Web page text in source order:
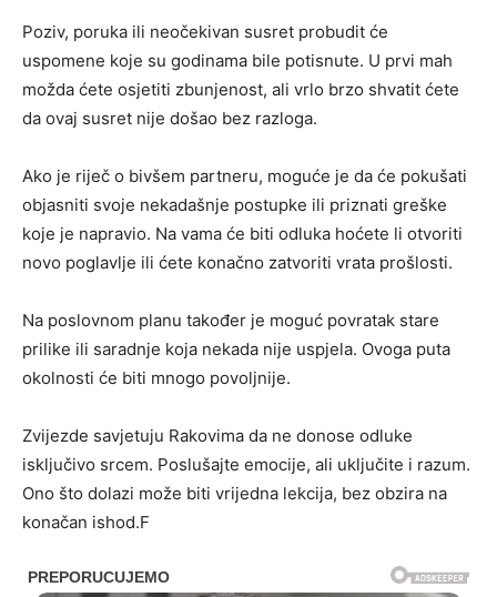
Poziv, poruka ili neočekivan susret probudit će
uspomene koje su godinama bile potisnute. U prvi mah
možda ćete osjetiti zbunjenost, ali vrlo brzo shvatit ćete
da ovaj susret nije došao bez razloga.
Ako je riječ o bivšem partneru, moguće je da će pokušati
objasniti svoje nekadašnje postupke ili priznati greške
koje je napravio. Na vama će biti odluka hoćete li otvoriti
novo poglavlje ili ćete konačno zatvoriti vrata prošlosti.
Na poslovnom planu također je moguć povratak stare
prilike ili saradnje koja nekada nije uspjela. Ovoga puta
okolnosti će biti mnogo povoljnije.
Zvijezde savjetuju Rakovima da ne donose odluke
isključivo srcem. Poslušajte emocije, ali uključite i razum.
Ono što dolazi može biti vrijedna lekcija, bez obzira na
konačan ishod.F